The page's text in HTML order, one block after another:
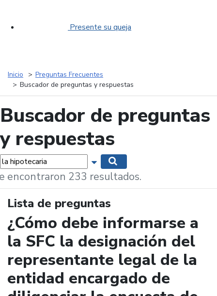
Presente su queja
Inicio
Preguntas Frecuentes
Buscador de preguntas y respuestas
Buscador de preguntas
y respuestas
Mostrar opciones de búsqueda
encontraron 233 resultados.
Lista de preguntas
¿Cómo debe informarse a
la SFC la designación del
representante legal de la
entidad encargado de